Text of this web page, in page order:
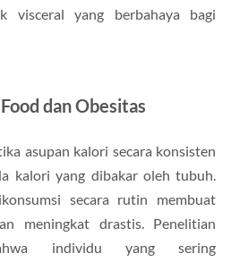
visceral yang berbahaya bagi
dan Obesitas
asupan kalori secara konsisten
kalori yang dibakar oleh tubuh.
secara rutin membuat
meningkat drastis. Penelitian
individu yang sering